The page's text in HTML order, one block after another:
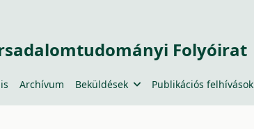
Folyóirat
Archívum Beküldések Publikációs felhívások